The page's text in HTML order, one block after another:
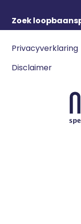
Zoek
Footer
navigatie
Privacyverklaring
Disclaimer